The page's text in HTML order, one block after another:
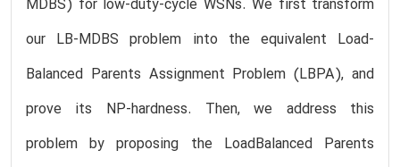
MDBS) for low-duty-cycle WSNs. We first transform
our LB-MDBS problem into the equivalent Load-
Balanced Parents Assignment Problem (LBPA), and
prove its NP-hardness. Then, we address this
problem by proposing the LoadBalanced Parents